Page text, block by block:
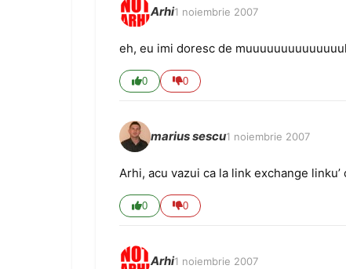
Arhi1 noiembrie 2007
eh, eu imi doresc de
0 0
marius sescu1 noiembrie 2007
Arhi, acu vazui ca la link exchange
0 0
Arhi1 noiembrie 2007